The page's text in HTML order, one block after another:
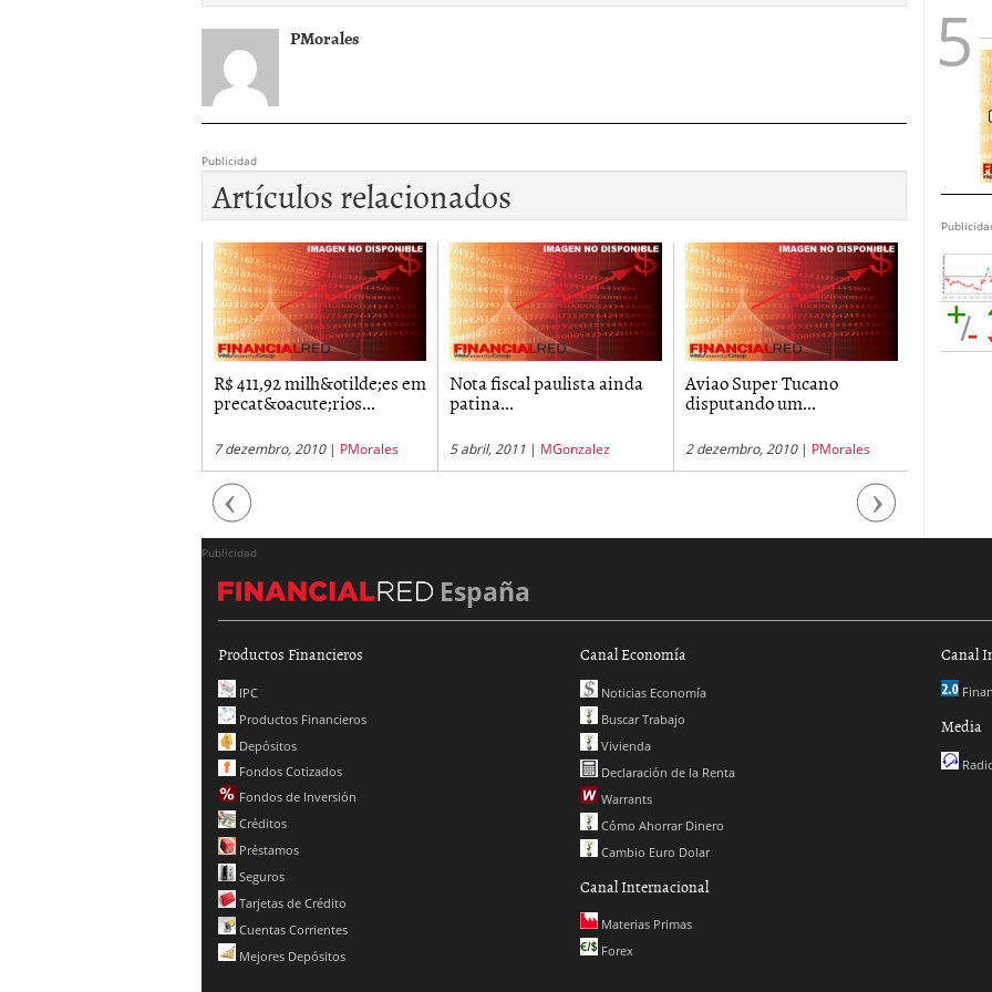
PMorales
Publicidad
Artículos relacionados
Previous
R$ 411,92 milh&otilde;es em
precat&oacute;rios...
7 dezembro, 2010| PMorales
Nota fiscal paulista ainda
patina...
5 abril, 2011 | MGonzalez
Aviao Super Tucano
disputando um...
2 dezembro, 2010| PMorales
Next
Publicidad
España
Productos Financieros
IPC
Productos Financieros
Depósitos
Fondos Cotizados
Fondos de Inversión
Créditos
Préstamos
Seguros
Tarjetas de Crédito
Cuentas Corrientes
Mejores Depósitos
Canal Economía
Noticias Economía
Buscar Trabajo
Vivienda
Declaración de la Renta
Warrants
Cómo Ahorrar Dinero
Cambio Euro Dolar
Canal Internacional
Materias Primas
Forex
Canal
Media